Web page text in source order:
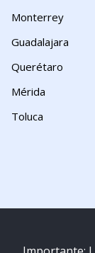
Monterrey
Guadalajara
Querétaro
Mérida
Toluca